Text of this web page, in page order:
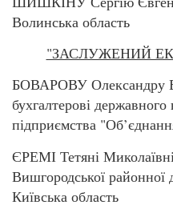
Волинська область
"ЗАСЛУЖЕНИЙ
БОВАРОВУ Олександру
бухгалтерові
підприємства
ЄРЕМІ Тетяні
Вишгородської районної
Київська область